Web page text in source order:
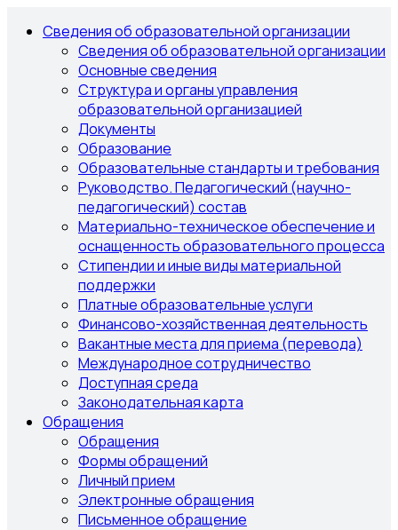
Сведения об образовательной организации
Сведения об образовательной организации
Основные сведения
Структура и органы управления
образовательной организацией
Документы
Образование
Образовательные стандарты и требования
Руководство. Педагогический (научно-
педагогический) состав
Материально-техническое обеспечение и
оснащенность образовательного процесса
Стипендии и иные виды материальной
поддержки
Платные образовательные услуги
Финансово-хозяйственная деятельность
Вакантные места для приема (перевода)
Международное сотрудничество
Доступная среда
Законодательная карта
Обращения
Обращения
Формы обращений
Личный прием
Электронные обращения
Письменное обращение